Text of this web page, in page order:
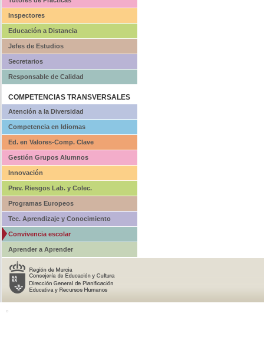
Inspectores
Educación a Distancia
Jefes de Estudios
Secretarios
Responsable de Calidad
COMPETENCIAS TRANSVERSALES
Atención a la Diversidad
Competencia en Idiomas
Ed. en Valores-Comp. Clave
Gestión Grupos Alumnos
Innovación
Prev. Riesgos Lab. y Colec.
Programas Europeos
Tec. Aprendizaje y Conocimiento
Convivencia escolar
Aprender a Aprender
o